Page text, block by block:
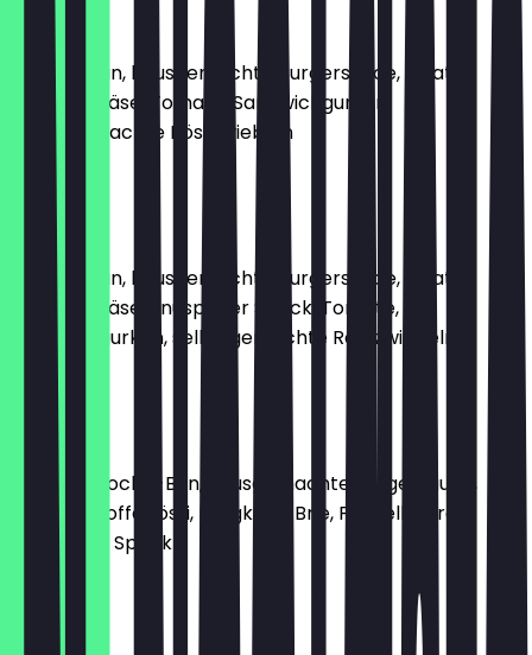
FRANZ
Weizen-Bun, hausgemachte Burgersauce, Salat,
Cheddar Käse, Tomate, Sandwichgurken,
selbstgemachte Röstzwiebeln
Weizen-Bun, hausgemachte Burgersauce, Salat,
Cheddar Käse, knuspriger Speck, Tomate,
Sandwichgurken, selbstgemachte Röstzwiebeln
ELISABETH
Sesam-Brioche-Bun, hausgemachte Burgersauce,
Salat, Kartoffelrösti, Bergkäse, Brie, Preiselbeeren,
knuspriger Speck
12,95 €
LEOPOLD